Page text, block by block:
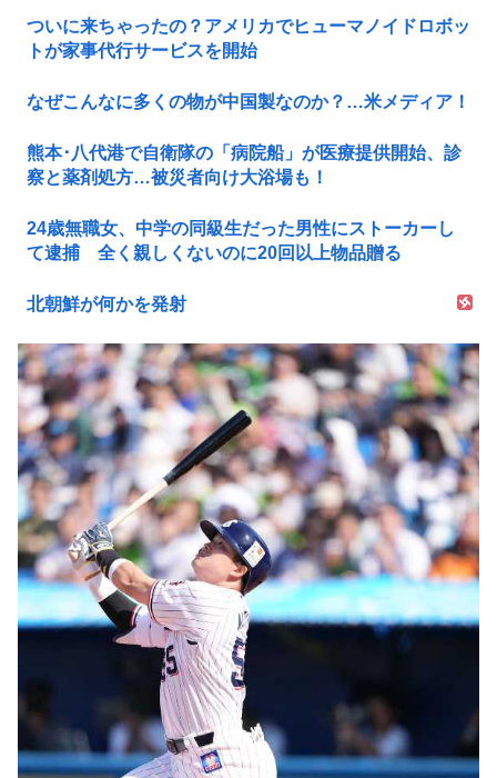
ついに来ちゃったの？アメリカでヒューマノイドロボッ
トが家事代行サービスを開始
なぜこんなに多くの物が中国製なのか？…米メディア！
熊本･八代港で自衛隊の「病院船」が医療提供開始、診
察と薬剤処方…被災者向け大浴場も！
24歳無職女、中学の同級生だった男性にストーカーし
て逮捕 全く親しくないのに20回以上物品贈る
北朝鮮が何かを発射